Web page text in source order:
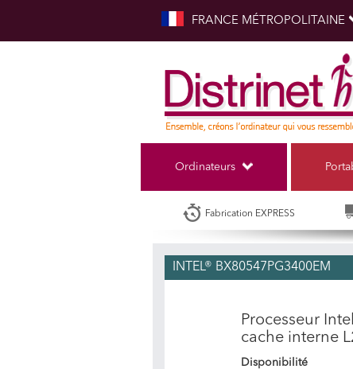
FRANCE MÉTROPOLITAINE
Ordinateurs
Fabrication EXPRESS
INTEL® BX80547PG3400EM
Processeur
cache interne
Disponibilité